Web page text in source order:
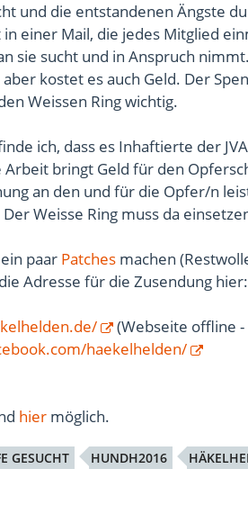
und die entstandenen Ängste
einer Mail, die jedes Mitglied
sie sucht und in Anspruch
kostet es auch Geld. Der
Weissen Ring wichtig.
ich, dass es Inhaftierte der
bringt Geld für den
an den und für die Opfer/n
Weisse Ring muss da
paar Patches machen
Adresse für die Zusendung hier:
(Webseite offline
haekelhelden/
hier möglich.
GESUCHT HUNDH2016